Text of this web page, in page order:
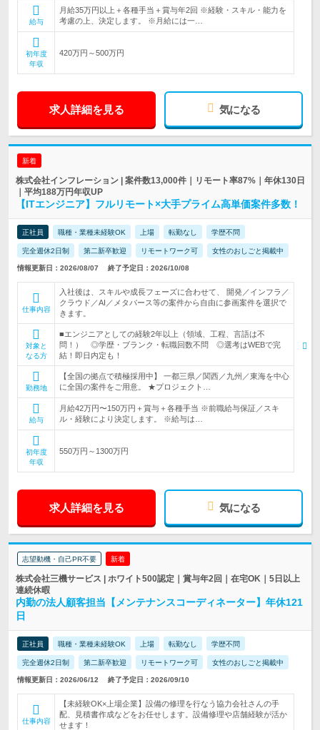
給与
月給35万円以上＋各種手当＋賞与年2回 ※経験・スキル・能力を
考慮の上、決定します。 ※月給には一…
初年度
年収
420万円～500万円
求人詳細を見る 気になる
新着
株式会社インフレーション | 案件数13,000件｜リモート率87%｜年休130日
｜平均188万円年収UP
【ITエンジニア】フルリモート×大手プライム高単価案件多数！
正社員 職種・業種未経験OK 上場 転勤なし 学歴不問
完全週休2日制 第二新卒歓迎 リモートワーク可 女性のおしごと掲載中
情報更新日：2026/08/07 終了予定日：2026/10/08
仕事内容
入社後は、スキルや成長フェーズに合わせて、 開発／インフラ／
クラウド／AI／メタバース等の案件から自由に参画案件を選択で
きます。
対象と
なる方
■エンジニアとしての経験2年以上（領域、工程、言語は不
問！） ◎学歴・ブランク・転職回数不問 ◎選考はWEBで完
結！即日内定も！
勤務地
【全国の拠点で積極採用中】 一都三県／関西／九州／東海を中心
に全国の案件をご用意。 ★プロジェクト…
給与
月給42万円〜150万円＋賞与＋各種手当 ※前職給与保証／スキ
ル・経験により決定します。 ※給与は…
初年度
年収
550万円～1300万円
求人詳細を見る 気になる
志望動機・自己PR不要 新着
株式会社三機サービス | ホワイト500認定｜賞与年2回｜在宅OK｜5日以上
連続休暇
内勤の法人顧客担当【メンテナンスコーディネーター】年休121
日
正社員 職種・業種未経験OK 上場 転勤なし 学歴不問
完全週休2日制 第二新卒歓迎 リモートワーク可 女性のおしごと掲載中
情報更新日：2026/06/12 終了予定日：2026/09/10
仕事内容
【未経験OK×上場企業】設備の修理を行なう協力会社さんの手
配、見積書作成などをお任せします。設備修理や店舗経験が活か
せます！